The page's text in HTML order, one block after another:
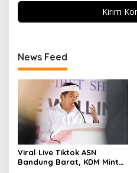
News Feed
Viral Live Tiktok ASN
Bandung Barat, KDM Minta